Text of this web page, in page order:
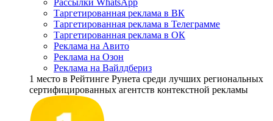
Рассылки WhatsApp
Таргетированная реклама в ВК
Таргетированная реклама в Телеграмме
Таргетированная реклама в ОК
Реклама на Авито
Реклама на Озон
Реклама на Вайлдбериз
1 место в Рейтинге Рунета cреди лучших региональных
сертифицированных агентств контекстной рекламы